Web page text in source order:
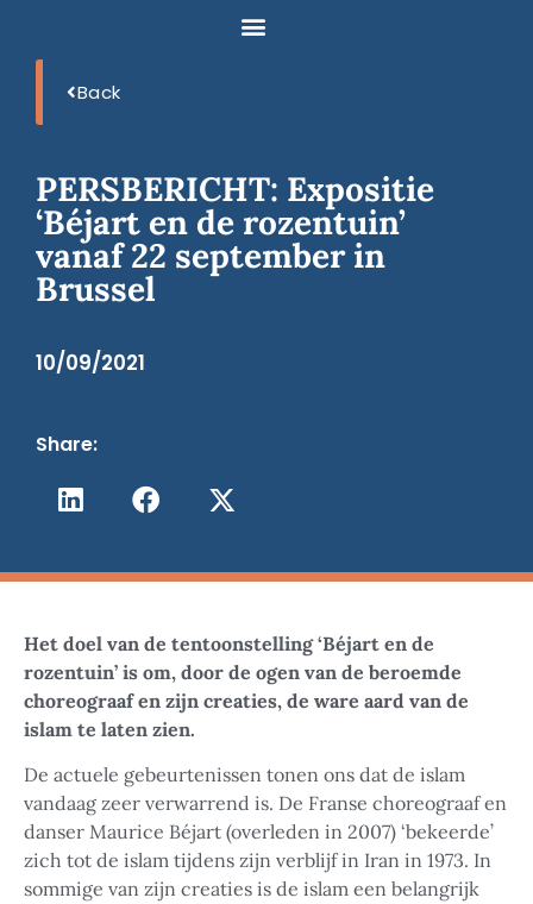
Back
PERSBERICHT: Expositie
‘Béjart en de rozentuin’
vanaf 22 september in
Brussel
10/09/2021
Share:
Het doel van de tentoonstelling ‘Béjart en de
rozentuin’ is om, door de ogen van de beroemde
choreograaf en zijn creaties, de ware aard van de
islam te laten zien.
De actuele gebeurtenissen tonen ons dat de islam
vandaag zeer verwarrend is. De Franse choreograaf en
danser Maurice Béjart (overleden in 2007) ‘bekeerde’
zich tot de islam tijdens zijn verblijf in Iran in 1973. In
sommige van zijn creaties is de islam een belangrijk